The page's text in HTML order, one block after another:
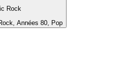
Rock
Années 80, Pop